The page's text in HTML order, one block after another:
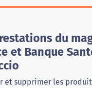
du
et Banque
et supprimer les